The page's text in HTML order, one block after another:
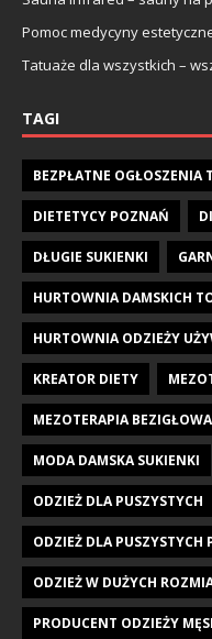
Pomoc medycyny
Tatuaże dla wszystkich –
TAGI
BEZPŁATNE OGŁOSZENIA
DIETETYCY POZNAŃ
DŁUGIE SUKIENKI
HURTOWNIA DAMSKICH
HURTOWNIA ODZIEŻY
KREATOR DIETY
MEZOTERAPIA
MODA DAMSKA SUKIENKI
ODZIEŻ DLA PUSZYSTYCH
ODZIEŻ DLA PUSZYSTYCH
ODZIEŻ W DUŻYCH
PRODUCENT ODZIEŻY